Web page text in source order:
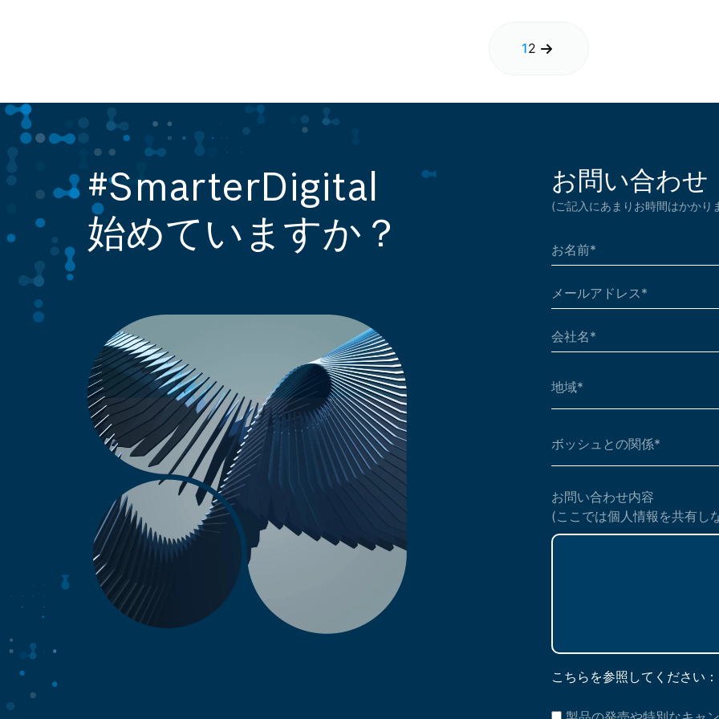
12
#SmarterDigital
始めていますか？
お問い合わせ
(ご記入にあまりお時間はかかり
お問い合わせ内容
(ここでは個人情報を共有し
こちらを参照してください